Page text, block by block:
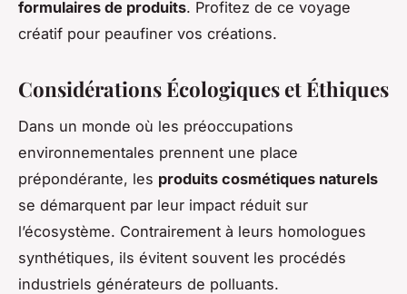
formulaires de produits. Profitez de ce voyage
créatif pour peaufiner vos créations.
Considérations Écologiques et Éthiques
Dans un monde où les préoccupations
environnementales prennent une place
prépondérante, les produits cosmétiques naturels
se démarquent par leur impact réduit sur
l’écosystème. Contrairement à leurs homologues
synthétiques, ils évitent souvent les procédés
industriels générateurs de polluants.